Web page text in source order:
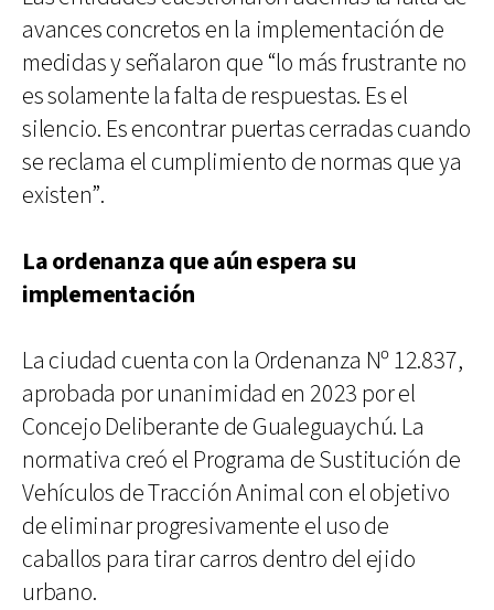
avances concretos en la implementación de
medidas y señalaron que “lo más frustrante no
es solamente la falta de respuestas. Es el
silencio. Es encontrar puertas cerradas cuando
se reclama el cumplimiento de normas que ya
existen”.
La ordenanza que aún espera su
implementación
La ciudad cuenta con la Ordenanza Nº 12.837,
aprobada por unanimidad en 2023 por el
Concejo Deliberante de Gualeguaychú. La
normativa creó el Programa de Sustitución de
Vehículos de Tracción Animal con el objetivo
de eliminar progresivamente el uso de
caballos para tirar carros dentro del ejido
urbano.